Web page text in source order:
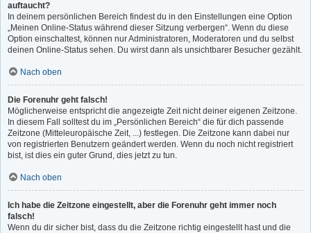
auftaucht?
In deinem persönlichen Bereich findest du in den Einstellungen eine Option
„Meinen Online-Status während dieser Sitzung verbergen“. Wenn du diese
Option einschaltest, können nur Administratoren, Moderatoren und du selbst
deinen Online-Status sehen. Du wirst dann als unsichtbarer Besucher gezählt.
Nach oben
Die Forenuhr geht falsch!
Möglicherweise entspricht die angezeigte Zeit nicht deiner eigenen Zeitzone.
In diesem Fall solltest du im „Persönlichen Bereich“ die für dich passende
Zeitzone (Mitteleuropäische Zeit, ...) festlegen. Die Zeitzone kann dabei nur
von registrierten Benutzern geändert werden. Wenn du noch nicht registriert
bist, ist dies ein guter Grund, dies jetzt zu tun.
Nach oben
Ich habe die Zeitzone eingestellt, aber die Forenuhr geht immer noch
falsch!
Wenn du dir sicher bist, dass du die Zeitzone richtig eingestellt hast und die